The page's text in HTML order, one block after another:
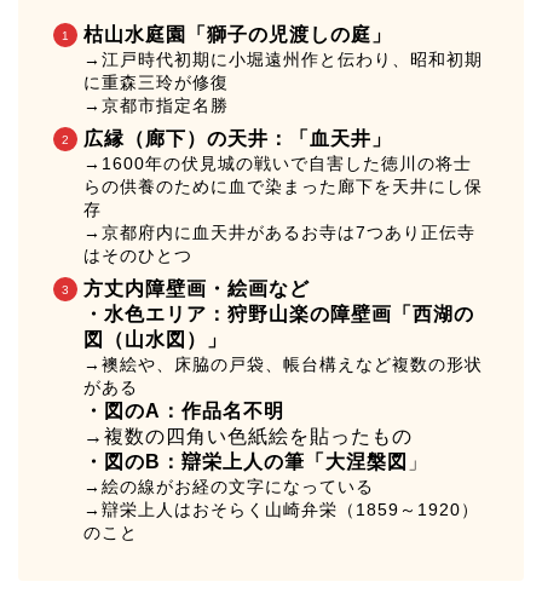
枯山水庭園「獅子の児渡しの庭」
→江戸時代初期に小堀遠州作と伝わり、昭和初期
に重森三玲が修復
→京都市指定名勝
広縁（廊下）の天井：「血天井」
→1600年の伏見城の戦いで自害した徳川の将士
らの供養のために血で染まった廊下を天井にし保
存
→京都府内に血天井があるお寺は7つあり正伝寺
はそのひとつ
方丈内障壁画・絵画など
・水色エリア：狩野山楽の障壁画「西湖の
図（山水図）」
→襖絵や、床脇の戸袋、帳台構えなど複数の形状
がある
・図のA：作品名不明
→複数の四角い色紙絵を貼ったもの
・図のB：辯栄上人の筆「大涅槃図 」
→絵の線がお経の文字になっている
→辯栄上人はおそらく山崎弁栄（1859～1920）
のこと